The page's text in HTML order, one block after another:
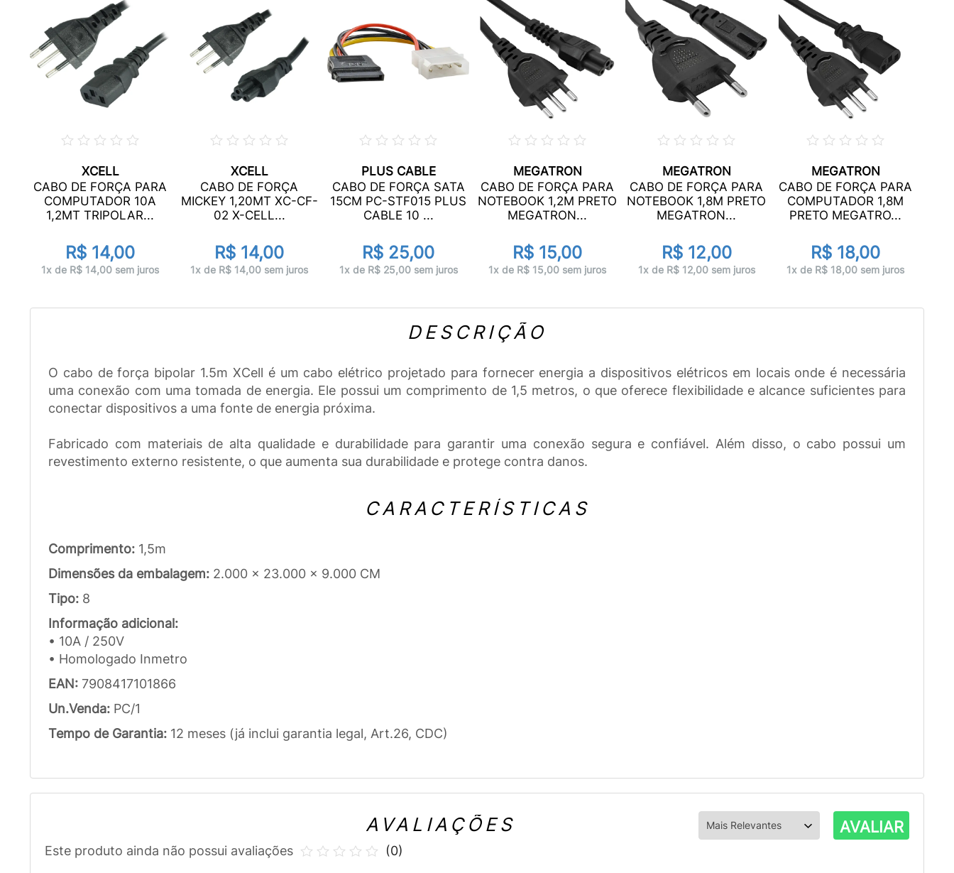
XCELL
CABO DE FORÇA PARA
COMPUTADOR 10A
1,2MT TRIPOLAR...
R$ 14,00
1x de R$ 14,00 sem juros
XCELL
CABO DE FORÇA
MICKEY 1,20MT XC-CF-
02 X-CELL...
R$ 14,00
1x de R$ 14,00 sem juros
PLUS CABLE
CABO DE FORÇA SATA
15CM PC-STF015 PLUS
CABLE 10 ...
R$ 25,00
1x de R$ 25,00 sem juros
MEGATRON
CABO DE FORÇA PARA
NOTEBOOK 1,2M PRETO
MEGATRON...
R$ 15,00
1x de R$ 15,00 sem juros
MEGATRON
CABO DE FORÇA PARA
NOTEBOOK 1,8M PRETO
MEGATRON...
R$ 12,00
1x de R$ 12,00 sem juros
MEGATRON
CABO DE FORÇA PARA
COMPUTADOR 1,8M
PRETO MEGATRO...
R$ 18,00
1x de R$ 18,00 sem juros
DESCRIÇÃO
O cabo de força bipolar 1.5m XCell é um cabo elétrico projetado para fornecer energia a dispositivos elétricos em locais onde é necessária
uma conexão com uma tomada de energia. Ele possui um comprimento de 1,5 metros, o que oferece flexibilidade e alcance suficientes para
conectar dispositivos a uma fonte de energia próxima.
Fabricado com materiais de alta qualidade e durabilidade para garantir uma conexão segura e confiável. Além disso, o cabo possui um
revestimento externo resistente, o que aumenta sua durabilidade e protege contra danos.
CARACTERÍSTICAS
Comprimento: 1,5m
Dimensões da embalagem: 2.000 x 23.000 x 9.000 CM
Tipo: 8
Informação adicional:
• 10A / 250V
• Homologado Inmetro
EAN: 7908417101866
Un.Venda: PC/1
Tempo de Garantia: 12 meses (já inclui garantia legal, Art.26, CDC)
AVALIAÇÕES AVALIAR
Este produto ainda não possui avaliações (0)